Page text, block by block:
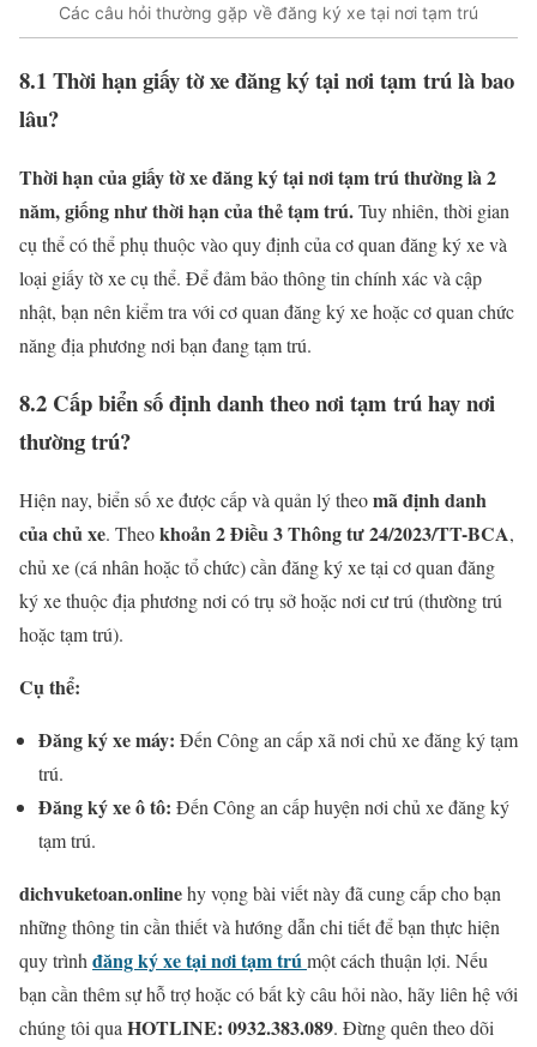
Các câu hỏi thường gặp về đăng ký xe tại nơi tạm trú
8.1 Thời hạn giấy tờ xe đăng ký tại nơi tạm trú là bao
lâu?
Thời hạn của giấy tờ xe đăng ký tại nơi tạm trú thường là 2
năm, giống như thời hạn của thẻ tạm trú.Tuy nhiên, thời gian
cụ thể có thể phụ thuộc vào quy định của cơ quan đăng ký xe và
loại giấy tờ xe cụ thể. Để đảm bảo thông tin chính xác và cập
nhật, bạn nên kiểm tra với cơ quan đăng ký xe hoặc cơ quan chức
năng địa phương nơi bạn đang tạm trú.
8.2 Cấp biển số định danh theo nơi tạm trú hay nơi
thường trú?
Hiện nay, biển số xe được cấp và quản lý theomã định danh
của chủ xe. Theokhoản 2 Điều 3 Thông tư 24/2023/TT-BCA,
chủ xe (cá nhân hoặc tổ chức) cần đăng ký xe tại cơ quan đăng
ký xe thuộc địa phương nơi có trụ sở hoặc nơi cư trú (thường trú
hoặc tạm trú).
Cụ thể:
Đăng ký xe máy: Đến Công an cấp xã nơi chủ xe đăng ký tạm
trú.
Đăng ký xe ô tô: Đến Công an cấp huyện nơi chủ xe đăng ký
tạm trú.
dichvuketoan.onlinehy vọng bài viết này đã cung cấp cho bạn
những thông tin cần thiết và hướng dẫn chi tiết để bạn thực hiện
quy trình đăng ký xe tại nơi tạm trúmột cách thuận lợi. Nếu
bạn cần thêm sự hỗ trợ hoặc có bất kỳ câu hỏi nào, hãy liên hệ với
chúng tôi qua HOTLINE: 0932.383.089. Đừng quên theo dõi